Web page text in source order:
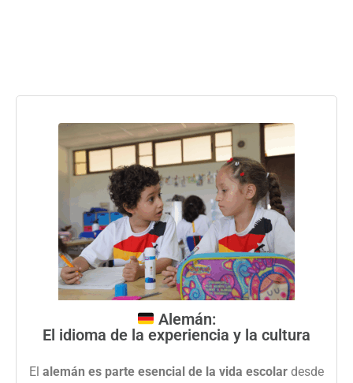
Alemán:
El idioma de la experiencia y la cultura
El alemán es parte esencial de la vida escolar desde